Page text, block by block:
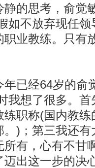
的思考，俞觉
如不放弃现任
业教练。只有
已经64岁的俞
我想了很多。
职称(国内教
)；第三我还
有，心有不甘
出这一步的决